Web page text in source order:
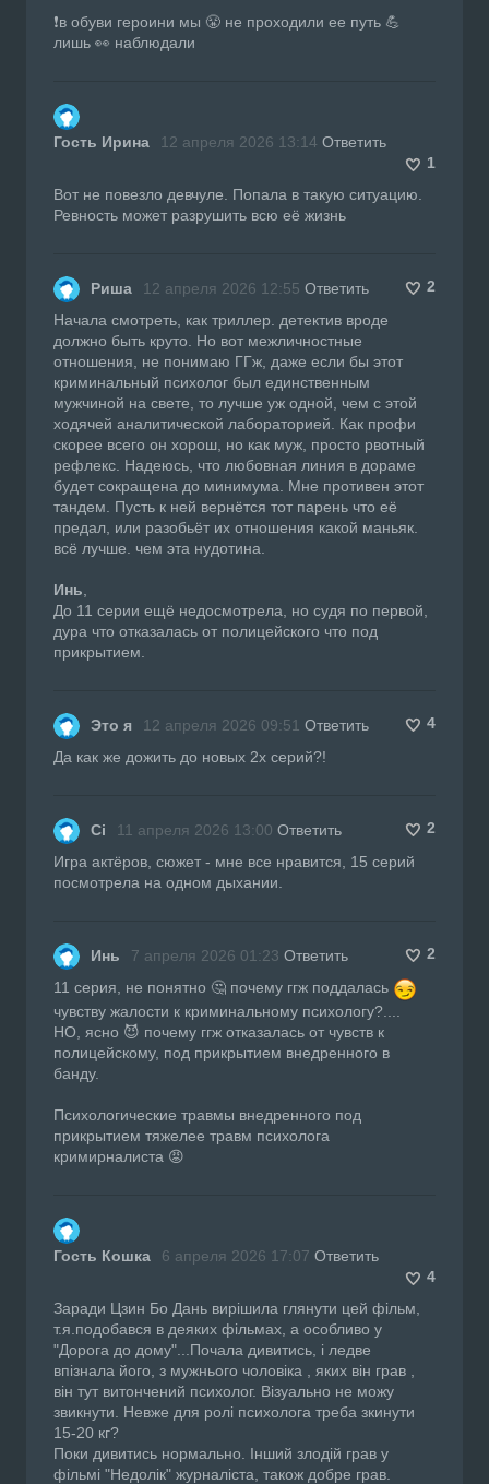
❗️в обуви героини мы 😤 не проходили ее путь 💪
лишь 👀 наблюдали
Гость Ирина 12 апреля 2026 13:14 Ответить
1
Вот не повезло девчуле. Попала в такую ситуацию.
Ревность может разрушить всю её жизнь
Риша 12 апреля 2026 12:55 Ответить
2
Начала смотреть, как триллер. детектив вроде
должно быть круто. Но вот межличностные
отношения, не понимаю ГГж, даже если бы этот
криминальный психолог был единственным
мужчиной на свете, то лучше уж одной, чем с этой
ходячей аналитической лабораторией. Как профи
скорее всего он хорош, но как муж, просто рвотный
рефлекс. Надеюсь, что любовная линия в дораме
будет сокращена до минимума. Мне противен этот
тандем. Пусть к ней вернётся тот парень что её
предал, или разобьёт их отношения какой маньяк.
всё лучше. чем эта нудотина.
Инь
До 11 серии ещё недосмотрела, но судя по первой,
дура что отказалась от полицейского что под
прикрытием.
Это я 12 апреля 2026 09:51 Ответить
4
Да как же дожить до новых 2х серий?!
Сі 11 апреля 2026 13:00 Ответить
2
Игра актёров, сюжет - мне все нравится, 15 серий
посмотрела на одном дыхании.
Инь 7 апреля 2026 01:23 Ответить
2
11 серия, не понятно 🤔 почему ггж поддалась
чувству жалости к криминальному психологу?....
НО, ясно 😈 почему ггж отказалась от чувств к
полицейскому, под прикрытием внедренного в
банду.
Психологические травмы внедренного под
прикрытием тяжелее травм психолога
кримирналиста 😡
Гость Кошка 6 апреля 2026 17:07 Ответить
4
Заради Цзин Бо Дань вирішила глянути цей фільм,
т.я.подобався в деяких фільмах, а особливо у
"Дорога до дому"...Почала дивитись, і ледве
впізнала його, з мужнього чоловіка , яких він грав ,
він тут витончений психолог. Візуально не можу
звикнути. Невже для ролі психолога треба зкинути
15-20 кг?
Поки дивитись нормально. Інший злодій грав у
фільмі "Недолік" журналіста, також добре грав.